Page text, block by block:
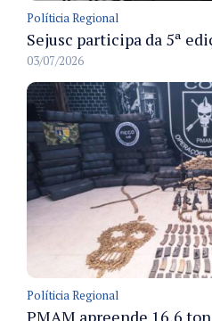
Políticia Regional
03/07/2026
Políticia Regional